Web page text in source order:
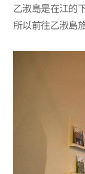
乙淑島是在江的
所以前往乙淑島